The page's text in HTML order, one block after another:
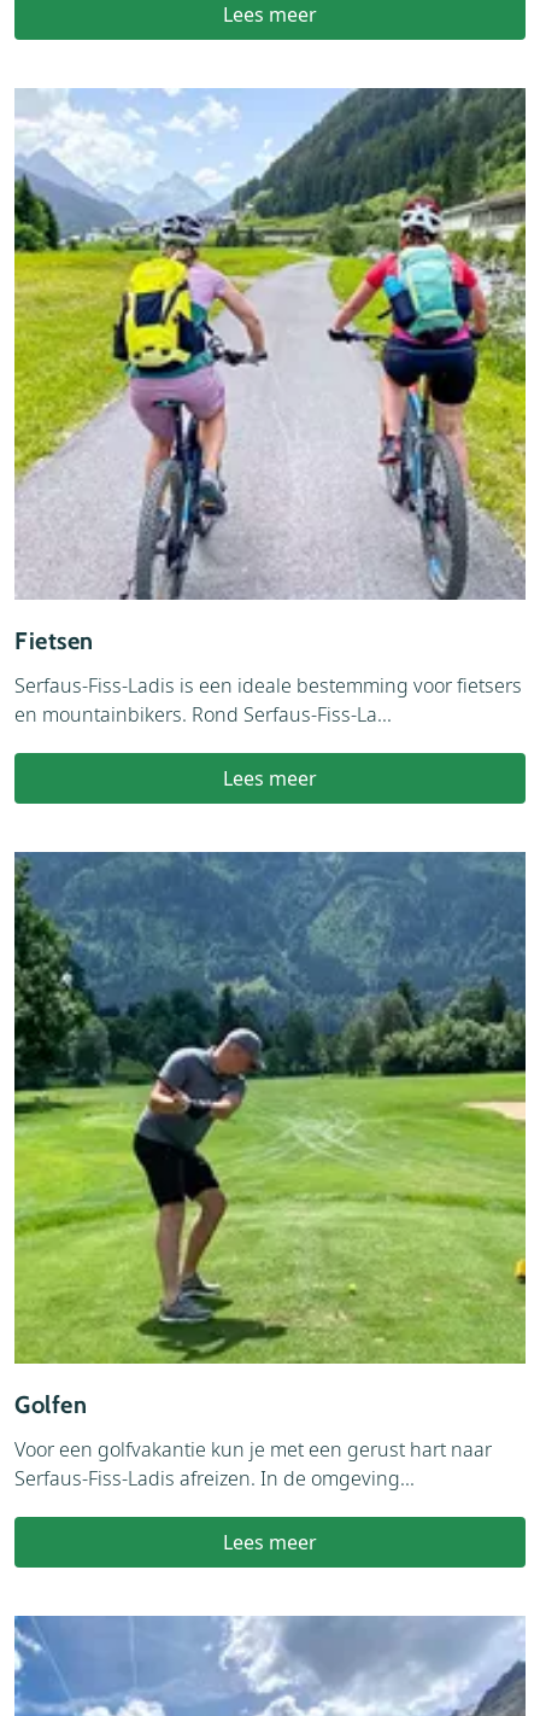
Lees meer
Fietsen
Serfaus-Fiss-Ladis is een ideale bestemming voor fietsers
en mountainbikers. Rond Serfaus-Fiss-La...
Lees meer
Golfen
Voor een golfvakantie kun je met een gerust hart naar
Serfaus-Fiss-Ladis afreizen. In de omgeving...
Lees meer